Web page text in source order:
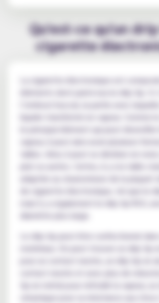
Qu'est-ce qu'un
cigarette
La cigarette électronique est
éléments dont parmi eux le drip tip. Il
l’embout buccal, la partie avec laquelle
liquide transformé en vapeur. Comme
le principal élément qui peut diversifier
vapeur, il peut ainsi avoir plusieurs
plat ou autres. Certes, il y a la taille
adaptée au clearomiseur de la plupart
de cigarette électronique, tel que le
mais il y a également le drip tip 810,
diamètre plus large.
Le drip tip peut être confectionné dans
matériaux. On peut trouver un drip tip
contact neutre et avec plus de
tip en métal pour refroidir la vapeur, un
céramique pour sa résistance aux